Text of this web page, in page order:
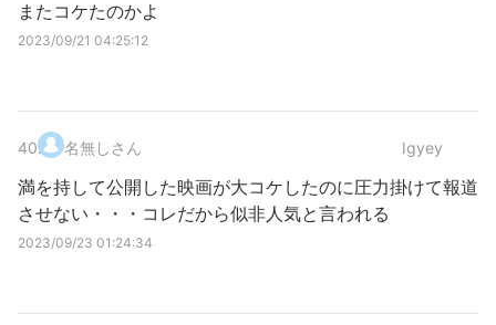
またコケたのかよ
2023/09/21 04:25:12
40. 名無しさん Igyey
満を持して公開した映画が大コケしたのに圧力掛けて報道
させない・・・コレだから似非人気と言われる
2023/09/23 01:24:34